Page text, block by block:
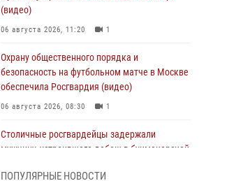
(видео)
06 августа 2026, 11:20 1
Охрану общественного порядка и
безопасность на футбольном матче в Москве
обеспечила Росгвардия (видео)
06 августа 2026, 08:30 1
Столичные росгвардейцы задержали
мужчину, устроившего дебош в букмекерской
ПОПУЛЯРНЫЕ НОВОСТИ